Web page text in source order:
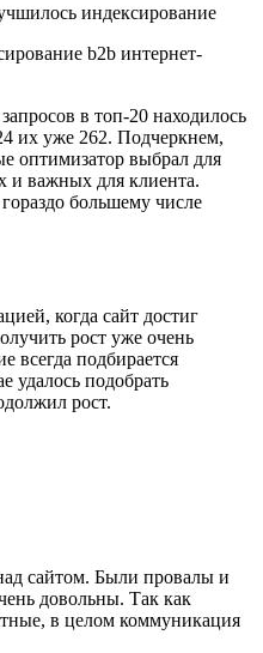
индексирование
в топ-20 находилось
их уже 262. Подчеркнем,
оптимизатор выбрал для
и важных для клиента.
большему числе
когда сайт достиг
рост уже очень
всегда подбирается
удалось подобрать
рост.
сайтом. Были провалы и
довольны. Так как
в целом коммуникация